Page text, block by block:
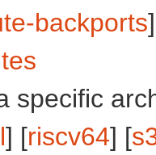
backports
specific
] [riscv64] [